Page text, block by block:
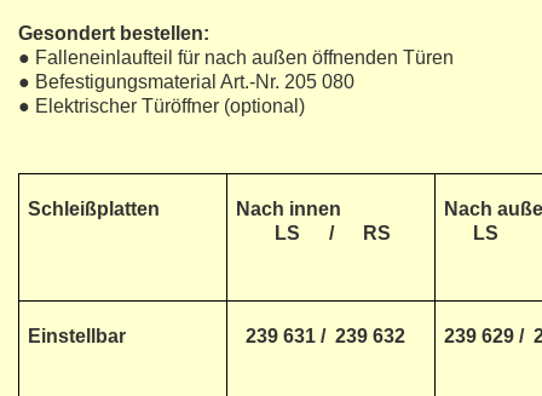
Gesondert bestellen:
● Falleneinlaufteil für nach außen öffnenden Türen
● Befestigungsmaterial Art.-Nr. 205 080
● Elektrischer Türöffner (optional)
Schleißplatten
Nach innen
LS / RS
Nach
LS /
Einstellbar 239 631 / 239 632 239 629 /